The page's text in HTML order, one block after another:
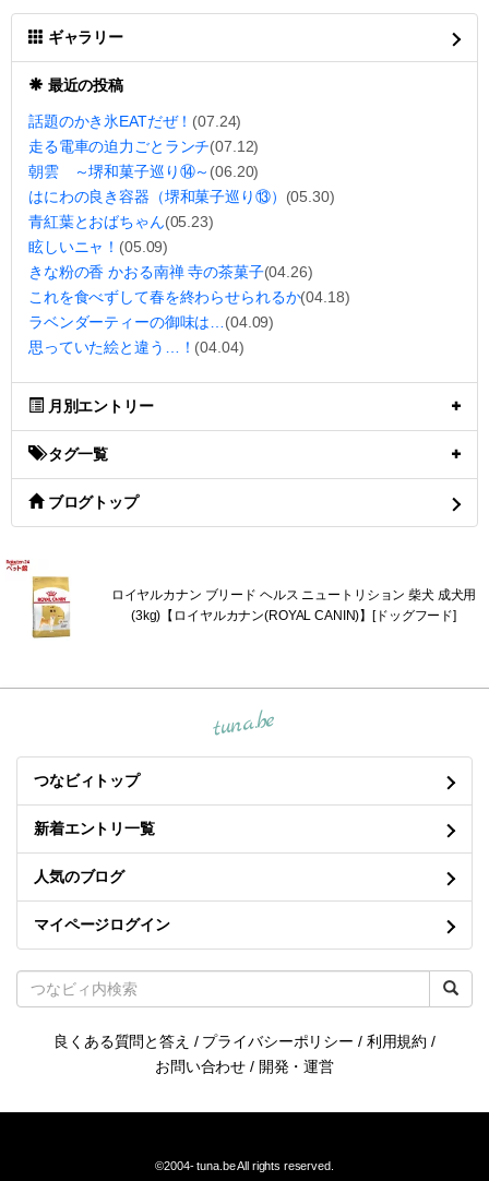
ギャラリー
最近の投稿
話題のかき氷EATだぜ！ (07.24)
走る電車の迫力ごとランチ(07.12)
朝雲 ～堺和菓子巡り⑭～ (06.20)
はにわの良き容器（堺和菓子巡り⑬） (05.30)
青紅葉とおばちゃん(05.23)
眩しいニャ！ (05.09)
きな粉の香 かおる南禅 寺の茶菓子(04.26)
これを食べずして春を終わらせられるか(04.18)
ラベンダーティーの御味は… (04.09)
思っていた絵と違う…！ (04.04)
月別エントリー
タグ一覧
ブログトップ
ロイヤルカナン ブリード ヘルス ニュートリション 柴犬 成犬用
(3kg)【ロイヤルカナン(ROYAL CANIN)】[ドッグフード]
tuna.be
つなビィトップ
新着エントリ一覧
人気のブログ
マイページログイン
良くある質問と答え / プライバシーポリシー / 利用規約 /
お問い合わせ / 開発・運営
©2004-tuna.beAll rights reserved.